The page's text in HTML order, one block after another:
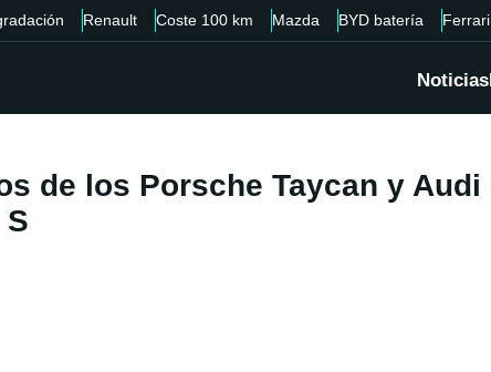
Renault Coste 100 km Mazda BYD batería Ferrari
Noticias
de los Porsche Taycan y Audi